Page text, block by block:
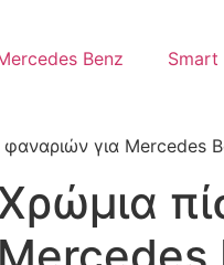
Benz Smart
για Mercedes